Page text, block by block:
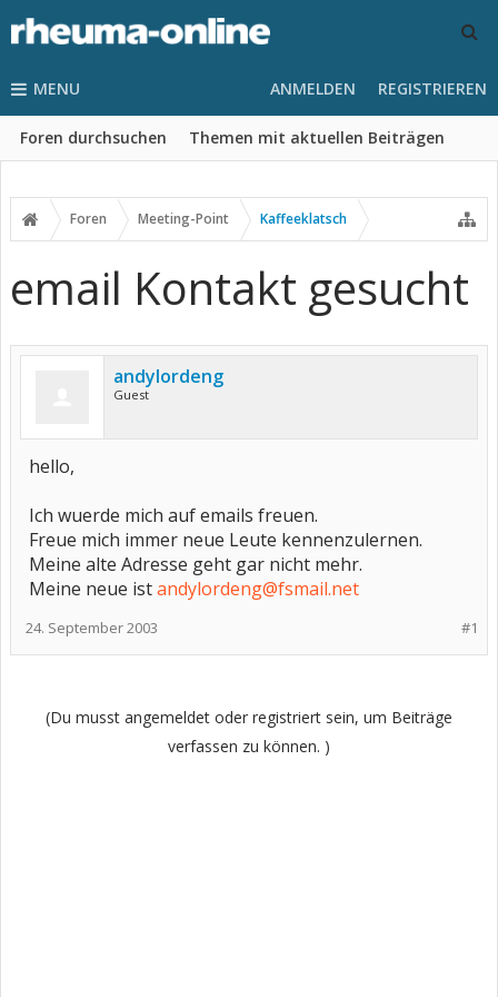
MENU
Foren durchsuchen Themen mit aktuellen Beiträgen
ANMELDEN REGISTRIEREN
Foren Meeting-Point Kaffeeklatsch
email Kontakt gesucht
andylordeng
Guest
hello,
Ich wuerde mich auf emails freuen.
Freue mich immer neue Leute kennenzulernen.
Meine alte Adresse geht gar nicht mehr.
Meine neue istandylordeng@fsmail.net
#1
24. September 2003
(Du musst angemeldet oder registriert sein, um Beiträge
verfassen zu können. )